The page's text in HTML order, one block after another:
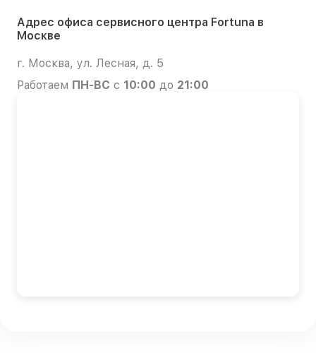
Адрес офиса сервисного центра Fortuna в
Москве
г. Москва, ул. Лесная, д. 5
Работаем ПН-ВС с 10:00 до 21:00